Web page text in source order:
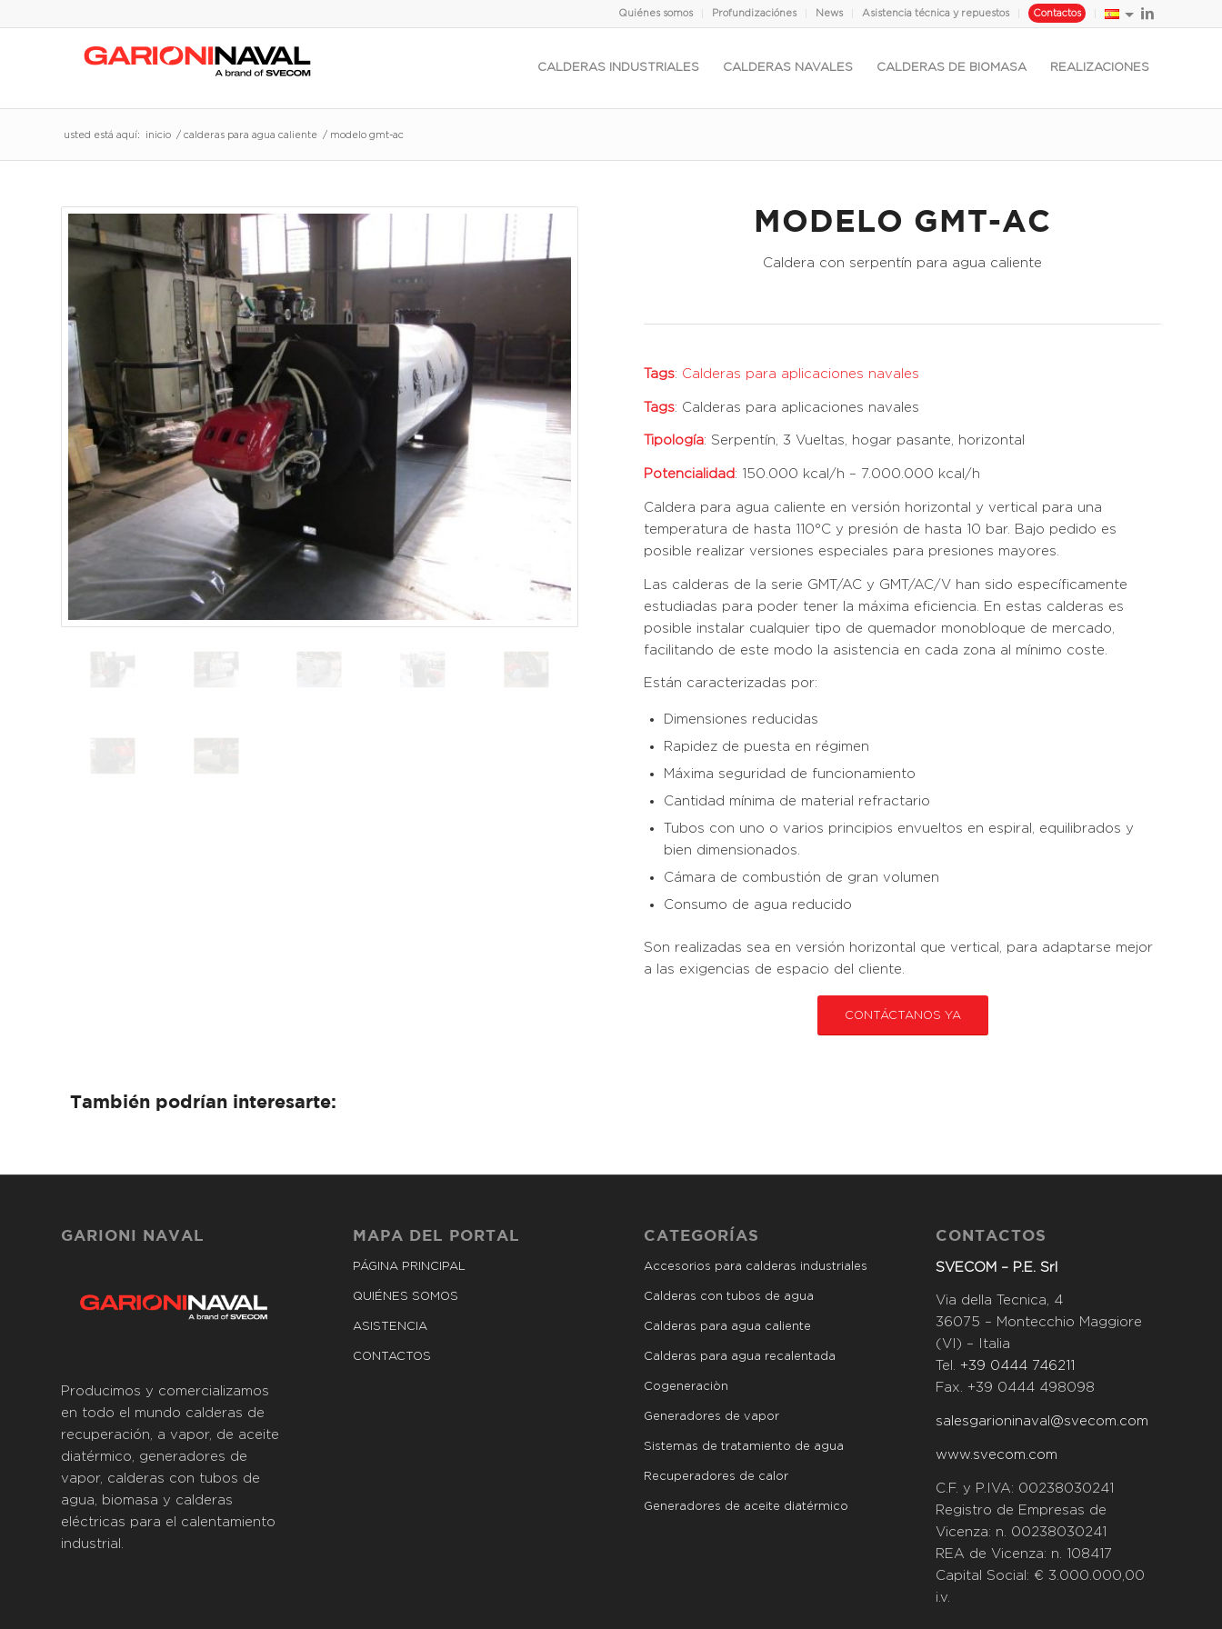
Quiénes somos Profundizaciónes News Asistencia técnica y repuestos Contactos
CALDERAS INDUSTRIALES CALDERAS NAVALES CALDERAS DE BIOMASA REALIZACIONES
usted está aquí: inicio / calderas para agua caliente / modelo gmt-ac
MODELO GMT-AC
Caldera con serpentín para agua caliente
Tags: Calderas para aplicaciones navales
Tags: Calderas para aplicaciones navales
Tipología: Serpentín, 3 Vueltas, hogar pasante, horizontal
Potencialidad : 150.000 kcal/h – 7.000.000 kcal/h
Caldera para agua caliente en versión horizontal y vertical para una
temperatura de hasta 110°C y presión de hasta 10 bar. Bajo pedido es
posible realizar versiones especiales para presiones mayores.
Las calderas de la serie GMT/AC y GMT/AC/V han sido específicamente
estudiadas para poder tener la máxima eficiencia. En estas calderas es
posible instalar cualquier tipo de quemador monobloque de mercado,
facilitando de este modo la asistencia en cada zona al mínimo coste.
Están caracterizadas por:
Dimensiones reducidas
Rapidez de puesta en régimen
Máxima seguridad de funcionamiento
Cantidad mínima de material refractario
Tubos con uno o varios principios envueltos en espiral, equilibrados y
bien dimensionados.
Cámara de combustión de gran volumen
Consumo de agua reducido
Son realizadas sea en versión horizontal que vertical, para adaptarse mejor
a las exigencias de espacio del cliente.
CONTÁCTANOS YA
También podrían interesarte:
GARIONI NAVAL
Producimos y comercializamos
en todo el mundo calderas de
recuperación, a vapor, de aceite
diatérmico, generadores de
vapor, calderas con tubos de
agua, biomasa y calderas
eléctricas para el calentamiento
industrial.
MAPA DEL PORTAL
PÁGINA PRINCIPAL
QUIÉNES SOMOS
ASISTENCIA
CONTACTOS
CATEGORÍAS
Accesorios para calderas industriales
Calderas con tubos de agua
Calderas para agua caliente
Calderas para agua recalentada
Cogeneraciòn
Generadores de vapor
Sistemas de tratamiento de agua
Recuperadores de calor
Generadores de aceite diatérmico
CONTACTOS
SVECOM – P.E. Srl
Via della Tecnica, 4
36075 – Montecchio Maggiore
(VI) – Italia
Tel. +39 0444 746211
Fax. +39 0444 498098
salesgarioninaval@svecom.com
www.svecom.com
C.F. y P.IVA: 00238030241
Registro de Empresas de
Vicenza: n. 00238030241
REA de Vicenza: n. 108417
Capital Social: € 3.000.000,00
i.v.